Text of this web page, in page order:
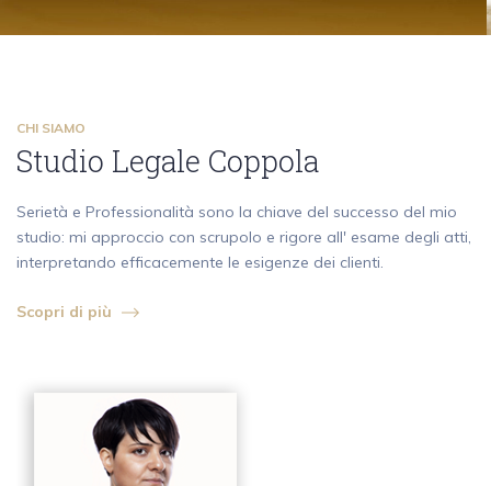
CHI SIAMO
Studio Legale Coppola
Serietà e Professionalità sono la chiave del successo del mio
studio: mi approccio con scrupolo e rigore all' esame degli atti,
interpretando efficacemente le esigenze dei clienti.
Scopri di più